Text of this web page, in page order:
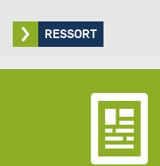
RESSORT